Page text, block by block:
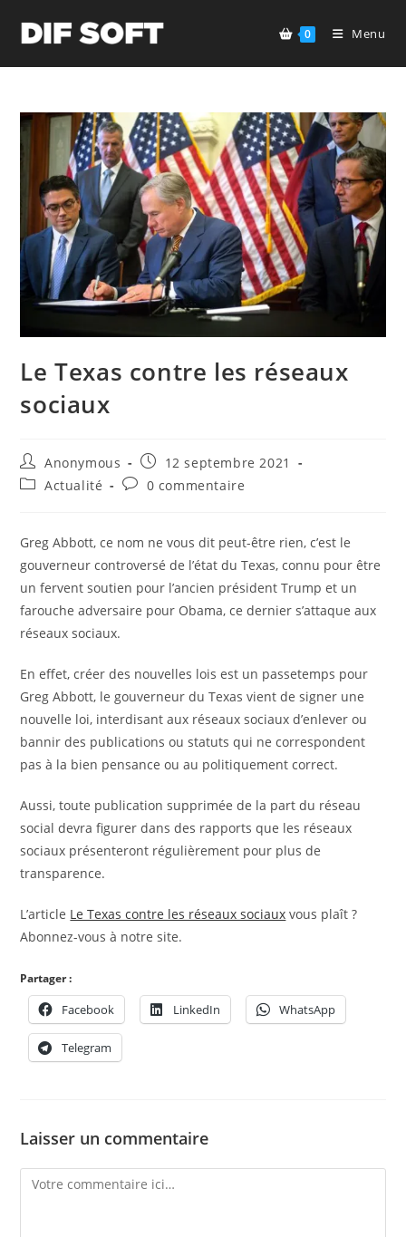
0 Menu
Le Texas contre les réseaux
sociaux
Auteur/autrice
de
la
Anonymous
Publication
publiée :
12 septembre 2021
PostActualité
Commentaires
publication :
0 commentaire
Greg Abbott, ce nom ne vous dit peut-être rien, c’est le
gouverneur controversé de l’état du Texas, connu pour être
un fervent soutien pour l’ancien président Trump et un
farouche adversaire pour Obama, ce dernier s’attaque aux
réseaux sociaux.
En effet, créer des nouvelles lois est un passetemps pour
Greg Abbott, le gouverneur du Texas vient de signer une
nouvelle loi, interdisant aux réseaux sociaux d’enlever ou
bannir des publications ou statuts qui ne correspondent
pas à la bien pensance ou au politiquement correct.
Aussi, toute publication supprimée de la part du réseau
social devra figurer dans des rapports que les réseaux
sociaux présenteront régulièrement pour plus de
transparence.
L’article Le Texas contre les réseaux sociaux vous plaît ?
Abonnez-vous à notre site.
Partager :
Facebook LinkedIn WhatsApp
Telegram
Laisser un commentaire
Comment